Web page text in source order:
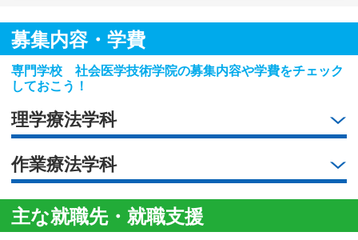
募集内容・学費
専門学校 社会医学技術学院の募集内容や学費をチェック
しておこう！
理学療法学科
作業療法学科
主な就職先・就職支援